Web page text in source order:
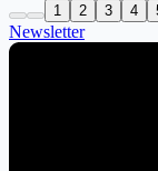
1 2 3 4
Newsletter